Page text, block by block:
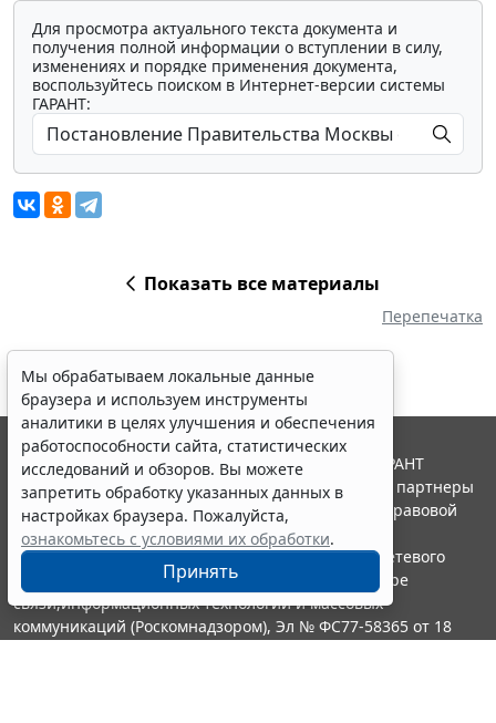
Для просмотра актуального текста документа и
получения полной информации о вступлении в силу,
изменениях и порядке применения документа,
воспользуйтесь поиском в Интернет-версии системы
ГАРАНТ:
Показать все материалы
Перепечатка
Мы обрабатываем локальные данные
браузера и используем инструменты
аналитики в целях улучшения и обеспечения
работоспособности сайта, статистических
исследований и обзоров. Вы можете
запретить обработку указанных данных в
настройках браузера. Пожалуйста,
ознакомьтесь с условиями их обработки.
Принять
© ООО "НПП "ГАРАНТ-СЕРВИС", 2026. Система ГАРАНТ
выпускается с 1990 года. Компания "Гарант" и ее партнеры
являются участниками Российской ассоциации правовой
информации ГАРАНТ.
Портал ГАРАНТ.РУ зарегистрирован в качестве сетевого
издания Федеральной службой по надзору в сфере
связи,информационных технологий и массовых
коммуникаций (Роскомнадзором), Эл № ФС77-58365 от 18